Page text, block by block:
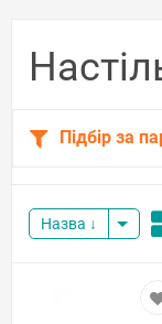
Підбір за
Назва